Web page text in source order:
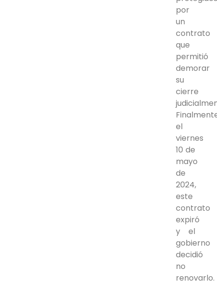
por
un
contrato
que
permitió
demorar
su
cierre
el
viernes
10 de
mayo
de
2024,
este
contrato
expiró
y el
gobierno
decidió
no
renovarlo.